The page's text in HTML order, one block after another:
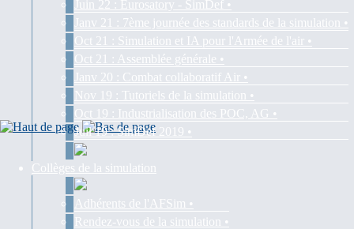
Juin 22 : Eurosatory - SimDef •
Janv 21 : 7ème journée des standards de la simulation •
Oct 21 : Simulation et IA pour l'Armée de l'air •
Oct 21 : Assemblée générale •
Janv 20 : Combat collaboratif Air •
Nov 19 : Tutoriels de la simulation •
Oct 19 : Industrialisation des POC, AG •
Juil 19 : SimDef 2019 •
Collèges de la simulation
Adhérents de l'AFSim •
Rendez-vous de la simulation •